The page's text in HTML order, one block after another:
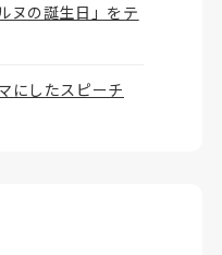
ヌの誕生日」をテ
にしたスピーチ